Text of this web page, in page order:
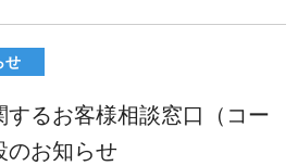
せ
するお客様相談窓口（コー
のお知らせ